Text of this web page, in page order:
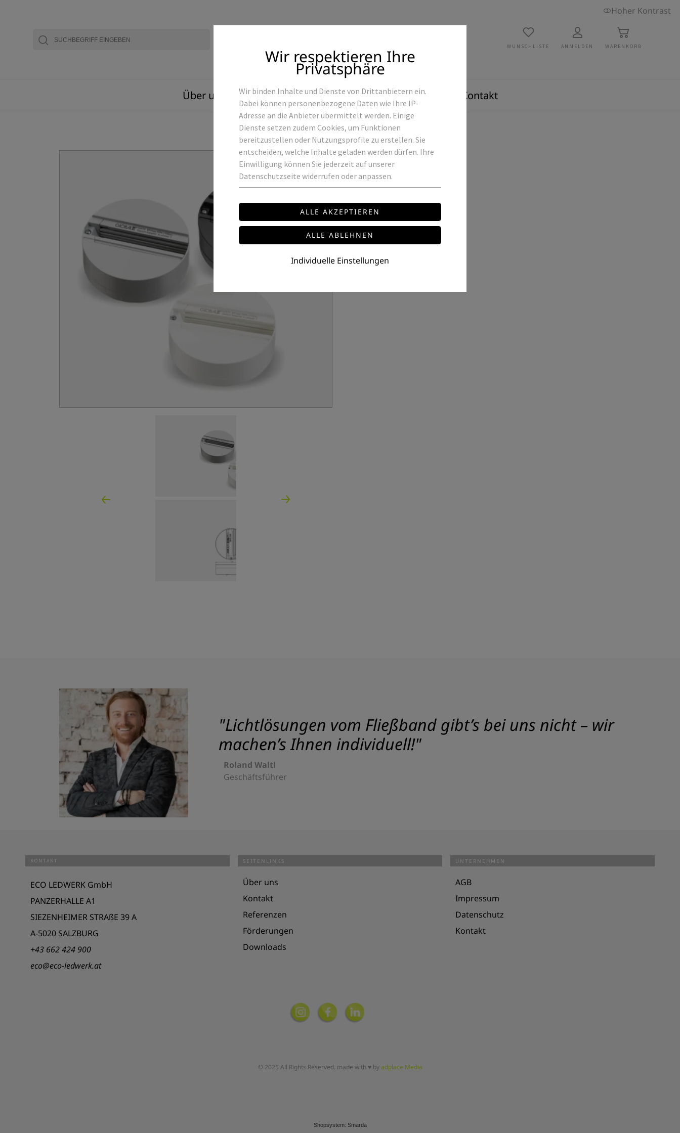
Hoher Kontrast
WUNSCHLISTE ANMELDEN WARENKORB
Über uns Produkte Referenzen Kontakt
GLOBAL
FIX-POINT
Preis auf Anfrage
Wir respektieren Ihre
Privatsphäre
Wir binden Inhalte und Dienste von Drittanbietern ein.
Dabei können personenbezogene Daten wie Ihre IP-
Adresse an die Anbieter übermittelt werden. Einige
Dienste setzen zudem Cookies, um Funktionen
bereitzustellen oder Nutzungsprofile zu erstellen. Sie
entscheiden, welche Inhalte geladen werden dürfen. Ihre
Einwilligung können Sie jederzeit auf unserer
Datenschutzseite widerrufen oder anpassen.
Individuelle Einstellungen
"Lichtlösungen vom Fließband gibt’s bei uns nicht – wir
machen’s Ihnen individuell!"
Roland Waltl
Geschäftsführer
KONTAKT
ECO LEDWERK GmbH
PANZERHALLE A1
SIEZENHEIMER STRAßE 39 A
A-5020 SALZBURG
+43 662 424 900
eco@eco-ledwerk.at
SEITENLINKS
Über uns
Kontakt
Referenzen
Förderungen
Downloads
UNTERNEHMEN
AGB
Impressum
Datenschutz
Kontakt
© 2025 All Rights Reserved. made with ♥ byadplace Media
Shopsystem: Smarda